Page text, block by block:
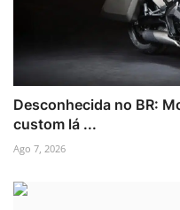
Desconhecida no BR:
custom lá ...
Ago 7, 2026